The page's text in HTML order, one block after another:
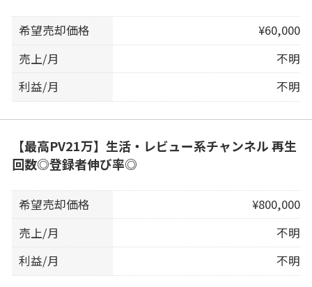
希望売却価格
¥60,000
売上/月
不明
利益/月
不明
【最高PV21万】生活・レビュー系チャンネル 再生
回数◎登録者伸び率◎
希望売却価格
¥800,000
売上/月
不明
利益/月
不明